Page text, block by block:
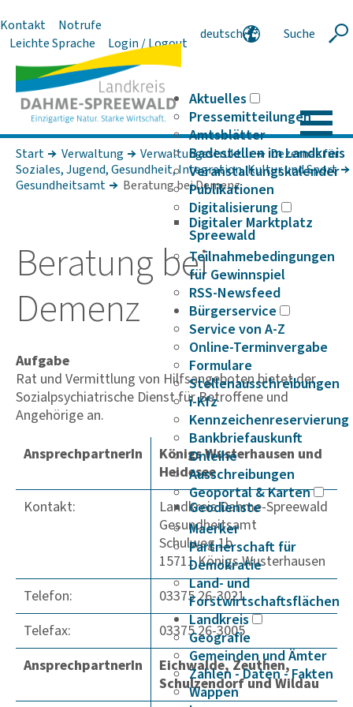
Kontakt
Notrufe
Leichte Sprache
Login / Logout
deutsch
Suche
Aktuelles
Pressemitteilungen
Amtsblätter
Badestellen im Landkreis
Veranstaltungskalender
Publikationen
Digitalisierung
Digitaler Marktplatz
Spreewald
Teilnahmebedingungen
für Gewinnspiel
RSS-Newsfeed
Bürgerservice
Service von A-Z
Online-Terminvergabe
Formulare
Stellenausschreibungen
i-Kfz
Kennzeichenreservierung
Bankbriefauskunft
Onleihe
Ausschreibungen
Geoportal & Karten
Geodienste
Maerker
Partnerschaft für
Demokratie
Land- und
Forstwirtschaftsflächen
Landkreis
Geografie
Gemeinden und Ämter
Zahlen - Daten - Fakten
Wappen
Start Verwaltung Verwaltungsstruktur
Dezernat für
Soziales, Jugend, Gesundheit, Integration, Kultur und Sport
Gesundheitsamt
Beratung bei Demenz
Bera­tung bei
Demenz
Aufgabe
Rat und Vermittlung von Hilfsangeboten bietet der
Sozialpsychiatrische Dienst für Betroffene und
Angehörige an.
AnsprechpartnerIn
Königs Wusterhausen und
Heidesee
Kontakt:
Landkreis Dahme-Spreewald
Gesundheitsamt
Schulweg 1b
15711 Königs Wusterhausen
Telefon:
03375 26-3021
Telefax:
03375 26-3005
AnsprechpartnerIn
Eichwalde, Zeuthen,
Schulzendorf und Wildau